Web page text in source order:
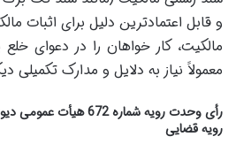
و قابل اعتمادترین دلیل برای اثبات
مالکیت، کار خواهان را در دعوای
معمولاً نیاز به دلایل و مدارک تکمیلی
رأی وحدت رویه شماره
رویه قضایی